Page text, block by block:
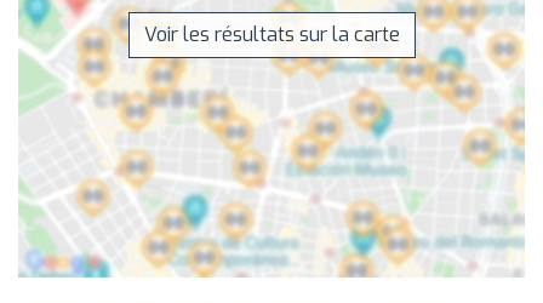
Voir les résultats sur la carte